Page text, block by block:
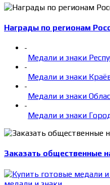
Награды по регионам
-
Медали и знаки
-
Медали и знаки
-
Медали и знаки
-
Медали и знаки
Заказать общественные